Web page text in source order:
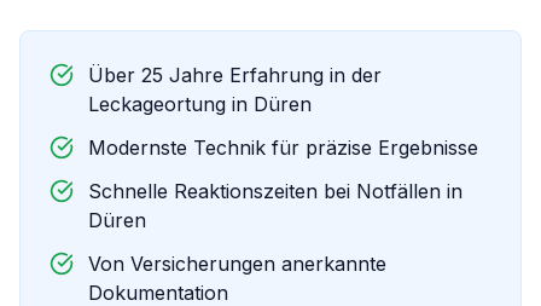
Über 25 Jahre Erfahrung in der
Leckageortung in Düren
Modernste Technik für präzise Ergebnisse
Schnelle Reaktionszeiten bei Notfällen in
Düren
Von Versicherungen anerkannte
Dokumentation